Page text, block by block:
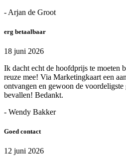
- Arjan de Groot
erg betaalbaar
18 juni 2026
Ik dacht echt de hoofdprijs te moeten
reuze mee! Via Marketingkaart een
ontvangen en gewoon de
bevallen! Bedankt.
- Wendy Bakker
Goed contact
12 juni 2026